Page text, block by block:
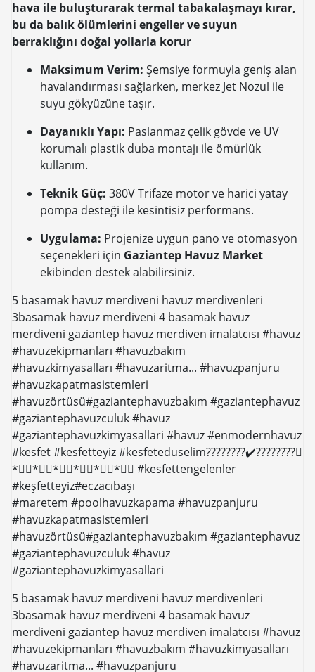
hava ile buluşturarak termal tabakalaşmayı kırar,
bu da balık ölümlerini engeller ve suyun
berraklığını doğal yollarla korur
Maksimum Verim: Şemsiye formuyla geniş alan
havalandırması sağlarken, merkez Jet Nozul ile
suyu gökyüzüne taşır.
Dayanıklı Yapı: Paslanmaz çelik gövde ve UV
korumalı plastik duba montajı ile ömürlük
kullanım.
Teknik Güç: 380V Trifaze motor ve harici yatay
pompa desteği ile kesintisiz performans.
Uygulama: Projenize uygun pano ve otomasyon
seçenekleri için Gaziantep Havuz Market
ekibinden destek alabilirsiniz.
5 basamak havuz merdiveni havuz merdivenleri
3basamak havuz merdiveni 4 basamak havuz
merdiveni gaziantep havuz merdiven imalatcısı #havuz
#havuzekipmanları #havuzbakım
#havuzkimyasalları #havuzaritma... #havuzpanjuru
#havuzkapatmasistemleri
#havuzörtüsü#gaziantephavuzbakım #gaziantephavuz
#gaziantephavuzculuk #havuz
#gaziantephavuzkimyasallari #havuz #enmodernhavuz
#kesfet #kesfetteyiz #kesfeteduselim????????✔️????????⃣
*⃣⃣*⃣⃣*⃣⃣*⃣⃣*⃣⃣*⃣⃣ #kesfettengelenler
#keşfetteyiz#eczacıbaşı
#maretem #poolhavuzkapama #havuzpanjuru
#havuzkapatmasistemleri
#havuzörtüsü#gaziantephavuzbakım #gaziantephavuz
#gaziantephavuzculuk #havuz
#gaziantephavuzkimyasallari
5 basamak havuz merdiveni havuz merdivenleri
3basamak havuz merdiveni 4 basamak havuz
merdiveni gaziantep havuz merdiven imalatcısı #havuz
#havuzekipmanları #havuzbakım #havuzkimyasalları
#havuzaritma... #havuzpanjuru